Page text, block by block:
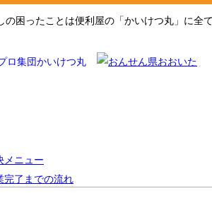
の困ったことは便利屋の「かいけつ丸」に全